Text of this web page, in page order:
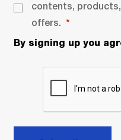
contents,
offers.
By signing up you